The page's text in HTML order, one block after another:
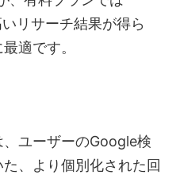
リサーチ結果が得ら
適です。
ユーザーのGoogle検
、より個別化された回